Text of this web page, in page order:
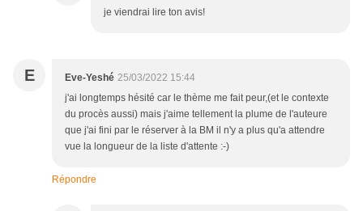
je viendrai lire ton avis!
E Eve-Yeshé 25/03/2022 15:44
j'ai longtemps hésité car le thème me fait peur,(et le contexte
du procès aussi) mais j'aime tellement la plume de l'auteure
que j'ai fini par le réserver à la BM il n'y a plus qu'a attendre
vue la longueur de la liste d'attente :-)
Répondre